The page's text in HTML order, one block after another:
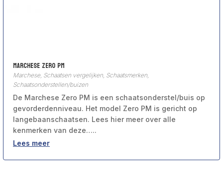
Marchese Zero PM
Marchese, Schaatsen vergelijken Schaatsmerken
Schaatsonderstellen/buizen
De Marchese Zero PM is een schaatsonderstel/buis op
gevorderdenniveau. Het model Zero PM is gericht op
langebaanschaatsen. Lees hier meer over alle
kenmerken van deze…..
Lees meer